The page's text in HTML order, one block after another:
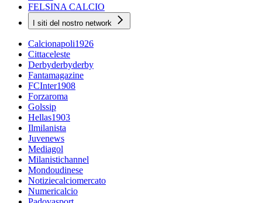
FELSINA CALCIO
I siti del nostro network
Calcionapoli1926
Cittaceleste
Derbyderbyderby
Fantamagazine
FCInter1908
Forzaroma
Golssip
Hellas1903
Ilmilanista
Juvenews
Mediagol
Milanistichannel
Mondoudinese
Notiziecalciomercato
Numericalcio